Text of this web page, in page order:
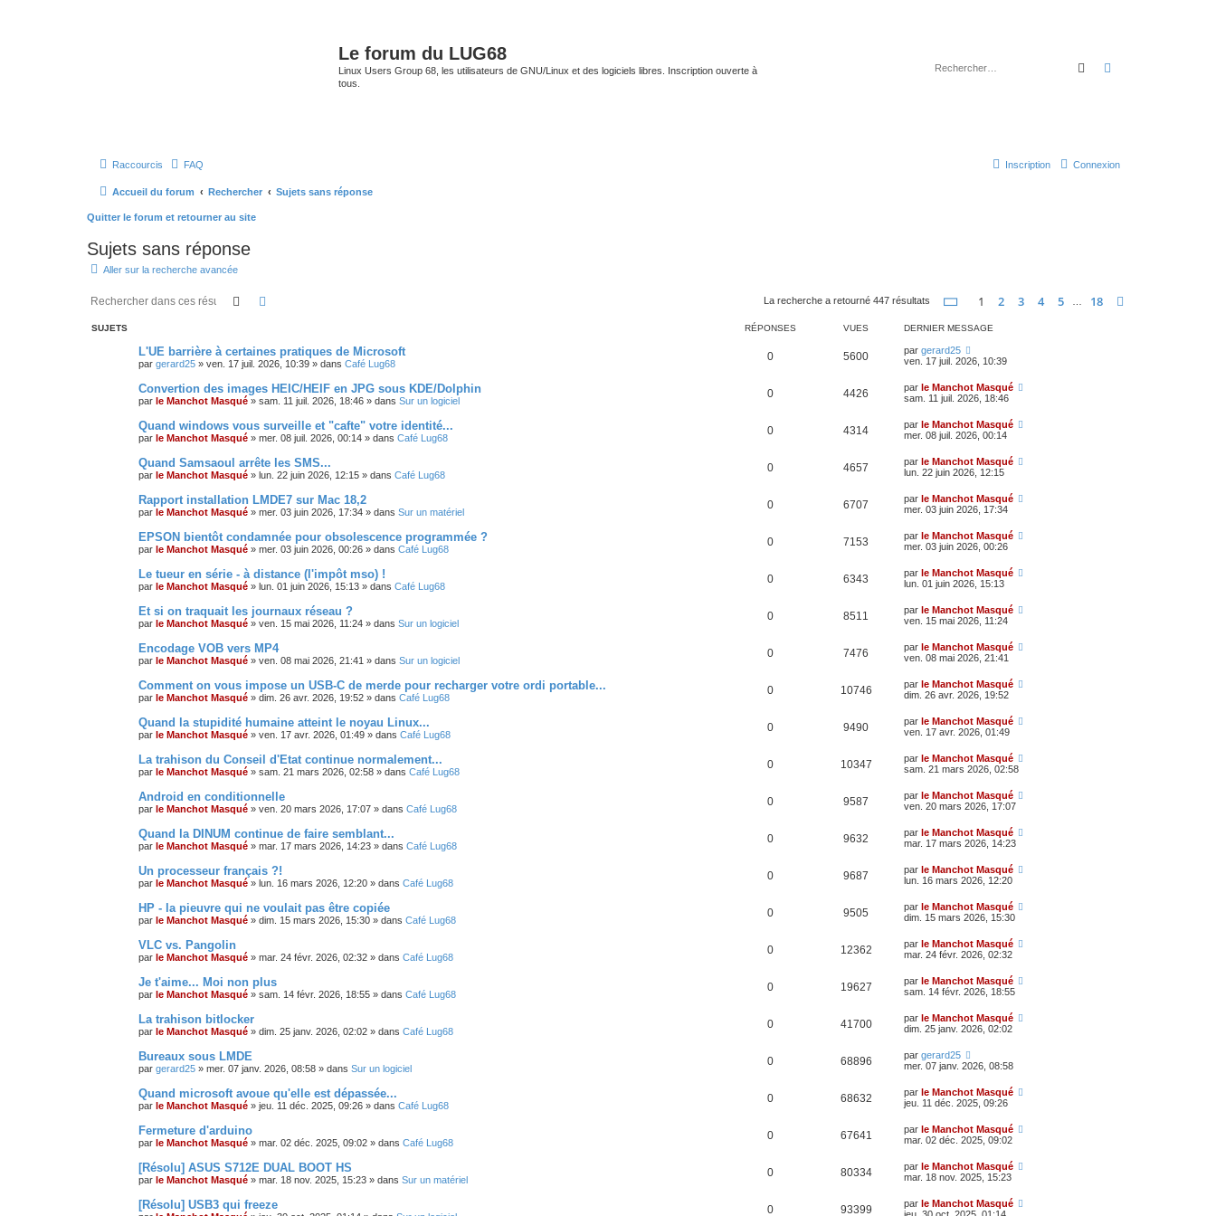
Le forum du LUG68
Linux Users Group 68, les utilisateurs de GNU/Linux et des logiciels libres. Inscription ouverte à
tous.
Rechercher
Raccourcis FAQ Connexion
Inscription
Accueil du forum Rechercher Sujets sans réponse
Quitter le forum et retourner au site
Sujets sans réponse
Aller sur la recherche avancée
Rechercher La recherche a retourné 447 résultats Page sur18
1 2 3 4 5 18
SUJETS RÉPONSES VUES DERNIER MESSAGE
L'UE barrière à certaines pratiques de Microsoft
par gerard25 » ven. 17 juil. 2026, 10:39 » dans Café Lug68
0 5600 par gerard25
ven. 17 juil. 2026, 10:39
Convertion des images HEIC/HEIF en JPG sous KDE/Dolphin
par le Manchot Masqué » sam. 11 juil. 2026, 18:46 » dans Sur un logiciel
0 4426 par le Manchot Masqué
sam. 11 juil. 2026, 18:46
Quand windows vous surveille et "cafte" votre identité...
par le Manchot Masqué » mer. 08 juil. 2026, 00:14 » dans Café Lug68
0 4314 par le Manchot Masqué
mer. 08 juil. 2026, 00:14
Quand Samsaoul arrête les SMS...
par le Manchot Masqué » lun. 22 juin 2026, 12:15 » dans Café Lug68
0 4657 par le Manchot Masqué
lun. 22 juin 2026, 12:15
Rapport installation LMDE7 sur Mac 18,2
par le Manchot Masqué » mer. 03 juin 2026, 17:34 » dans Sur un matériel
0 6707 par le Manchot Masqué
mer. 03 juin 2026, 17:34
EPSON bientôt condamnée pour obsolescence programmée ?
par le Manchot Masqué » mer. 03 juin 2026, 00:26 » dans Café Lug68
0 7153 par le Manchot Masqué
mer. 03 juin 2026, 00:26
Le tueur en série - à distance (l'impôt mso) !
par le Manchot Masqué » lun. 01 juin 2026, 15:13 » dans Café Lug68
0 6343 par le Manchot Masqué
lun. 01 juin 2026, 15:13
Et si on traquait les journaux réseau ?
par le Manchot Masqué » ven. 15 mai 2026, 11:24 » dans Sur un logiciel
0 8511 par le Manchot Masqué
ven. 15 mai 2026, 11:24
Encodage VOB vers MP4
par le Manchot Masqué » ven. 08 mai 2026, 21:41 » dans Sur un logiciel
0 7476 par le Manchot Masqué
ven. 08 mai 2026, 21:41
Comment on vous impose un USB-C de merde pour recharger votre ordi portable...
par le Manchot Masqué » dim. 26 avr. 2026, 19:52 » dans Café Lug68
0 10746 par le Manchot Masqué
dim. 26 avr. 2026, 19:52
Quand la stupidité humaine atteint le noyau Linux...
par le Manchot Masqué » ven. 17 avr. 2026, 01:49 » dans Café Lug68
0 9490 par le Manchot Masqué
ven. 17 avr. 2026, 01:49
La trahison du Conseil d'Etat continue normalement...
par le Manchot Masqué » sam. 21 mars 2026, 02:58 » dans Café Lug68
0 10347 par le Manchot Masqué
sam. 21 mars 2026, 02:58
Android en conditionnelle
par le Manchot Masqué » ven. 20 mars 2026, 17:07 » dans Café Lug68
0 9587 par le Manchot Masqué
ven. 20 mars 2026, 17:07
Quand la DINUM continue de faire semblant...
par le Manchot Masqué » mar. 17 mars 2026, 14:23 » dans Café Lug68
0 9632 par le Manchot Masqué
mar. 17 mars 2026, 14:23
Un processeur français ?!
par le Manchot Masqué » lun. 16 mars 2026, 12:20 » dans Café Lug68
0 9687 par le Manchot Masqué
lun. 16 mars 2026, 12:20
HP - la pieuvre qui ne voulait pas être copiée
par le Manchot Masqué » dim. 15 mars 2026, 15:30 » dans Café Lug68
0 9505 par le Manchot Masqué
dim. 15 mars 2026, 15:30
VLC vs. Pangolin
par le Manchot Masqué » mar. 24 févr. 2026, 02:32 » dans Café Lug68
0 12362 par le Manchot Masqué
mar. 24 févr. 2026, 02:32
Je t'aime... Moi non plus
par le Manchot Masqué » sam. 14 févr. 2026, 18:55 » dans Café Lug68
0 19627 par le Manchot Masqué
sam. 14 févr. 2026, 18:55
La trahison bitlocker
par le Manchot Masqué » dim. 25 janv. 2026, 02:02 » dans Café Lug68
0 41700 par le Manchot Masqué
dim. 25 janv. 2026, 02:02
Bureaux sous LMDE
par gerard25 » mer. 07 janv. 2026, 08:58 » dans Sur un logiciel
0 68896 par gerard25
mer. 07 janv. 2026, 08:58
Quand microsoft avoue qu'elle est dépassée...
par le Manchot Masqué » jeu. 11 déc. 2025, 09:26 » dans Café Lug68
0 68632 par le Manchot Masqué
jeu. 11 déc. 2025, 09:26
Fermeture d'arduino
par le Manchot Masqué » mar. 02 déc. 2025, 09:02 » dans Café Lug68
0 67641 par le Manchot Masqué
mar. 02 déc. 2025, 09:02
[Résolu] ASUS S712E DUAL BOOT HS
par le Manchot Masqué » mar. 18 nov. 2025, 15:23 » dans Sur un matériel
0 80334 par le Manchot Masqué
mar. 18 nov. 2025, 15:23
[Résolu] USB3 qui freeze 0 93399 par le Manchot Masqué